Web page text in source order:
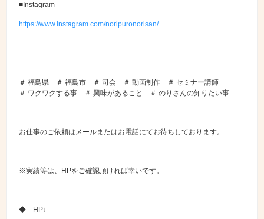
■Instagram
https://www.instagram.com/noripuronorisan/
＃ 福島県 ＃ 福島市 ＃ 司会 ＃ 動画制作 ＃ セミナー講師
＃ ワクワクする事 ＃ 興味があること ＃ のりさんの知りたい事
お仕事のご依頼はメールまたはお電話にてお待ちしております。
※実績等は、HPをご確認頂ければ幸いです。
◆ HP↓